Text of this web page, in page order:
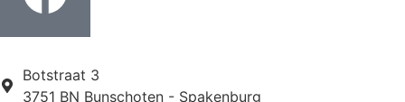
Botstraat 3
3751 BN Bunschoten - Spakenburg